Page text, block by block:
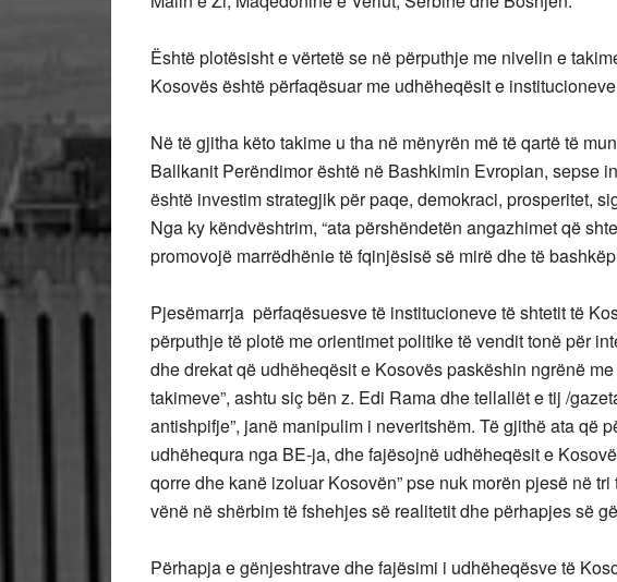
Është plotësisht e vërtetë se në përputhje me nivelin e
Kosovës është përfaqësuar me udhëheqësit e
Në të gjitha këto takime u tha në mënyrën më të qartë të
Ballkanit Perëndimor është në Bashkimin Evropian, sepse
është investim strategjik për paqe, demokraci, prosperitet,
Nga ky këndvështrim, “ata përshëndetën angazhimet që
promovojë marrëdhënie të fqinjësisë së mirë dhe të
Pjesëmarrja përfaqësuesve të institucioneve të shtetit të
përputhje të plotë me orientimet politike të vendit tonë për
dhe drekat që udhëheqësit e Kosovës paskëshin ngrënë
takimeve”, ashtu siç bën z. Edi Rama dhe tellallët e tij /
antishpifje”, janë manipulim i neveritshëm. Të gjithë ata që
udhëhequra nga BE-ja, dhe fajësojnë udhëheqësit e
qorre dhe kanë izoluar Kosovën” pse nuk morën pjesë në
vënë në shërbim të fshehjes së realitetit dhe përhapjes së
Përhapja e gënjeshtrave dhe fajësimi i udhëheqësve të